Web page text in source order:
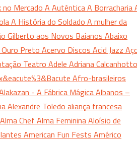
no Mercado A AutênticaA Borracharia
A História do Soldado A mulher da
Gilberto aos Novos Baianos Abaixo
Preto Acervo Discos Acid Jazz
Teatro Adele Adriana Calcanhotto
Afro-brasileiros
- A Fábrica MágicaAlbanos –
Alexandre Toledo aliança francesa
Alma Chef Alma FemininaAloísio de
American Fun Fests Américo